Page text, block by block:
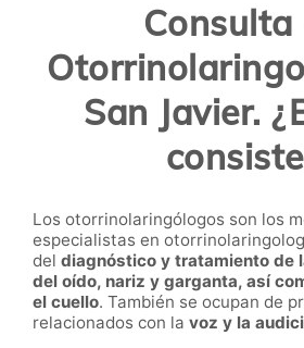
Consulta
San Javier.
Los otorrinolaringólogos son los
especialistas en
del diagnóstico y tratamiento de
del oído, nariz y garganta, así
el cuello. También se ocupan de
relacionados con la voz y la